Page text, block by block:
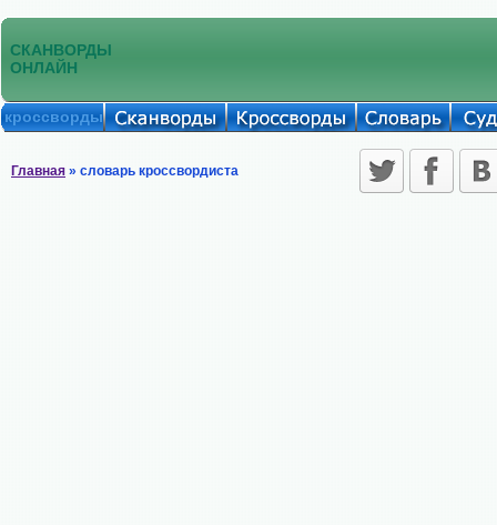
СКАНВОРДЫ
ОНЛАЙН
кроссворды
Главная » словарь кроссвордиста